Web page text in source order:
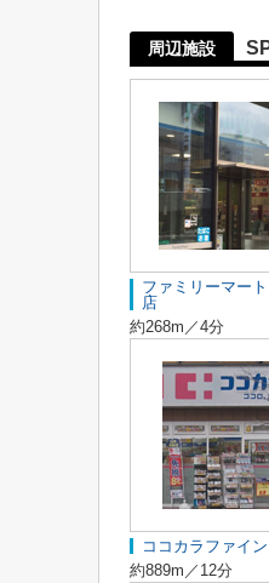
周辺施設
ファミリーマー
店
約268m／4分
ココカラファイ
約889m／12分